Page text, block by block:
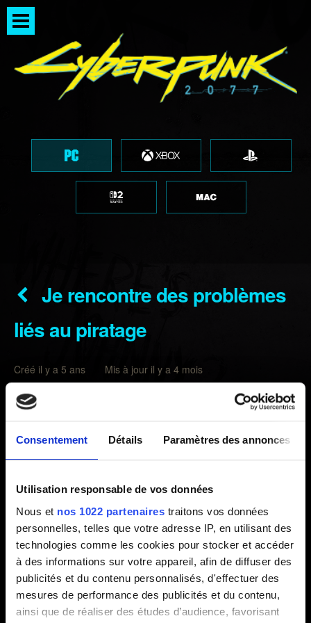
Consentement Détails Paramètres des annonces
Utilisation responsable de vos données
Nous et nos 1022 partenaires traitons vos données
personnelles, telles que votre adresse IP, en utilisant des
technologies comme les cookies pour stocker et accéder
à des informations sur votre appareil, afin de diffuser des
publicités et du contenu personnalisés, d'effectuer des
mesures de performance des publicités et du contenu,
ainsi que de réaliser des études d’audience, favorisant
Je rencontre des problèmes
liés au piratage
Créé il y a 5 ans Mis à jour il y a 4 mois
Avant de signaler un problème lié au gameplay, essayez
les solutionsdécrites ici.
Si le problème persiste, veuillez nous le signaler à l'aide
les informations suivantes :
Les étapes pour reproduire le problème.
Une vidéo ou une capture d'écran du problème (pièce
jointe ou lien).
Si possible, deux fichiers de sauvegarde : un avant
l'apparition du problème, un autre juste après.